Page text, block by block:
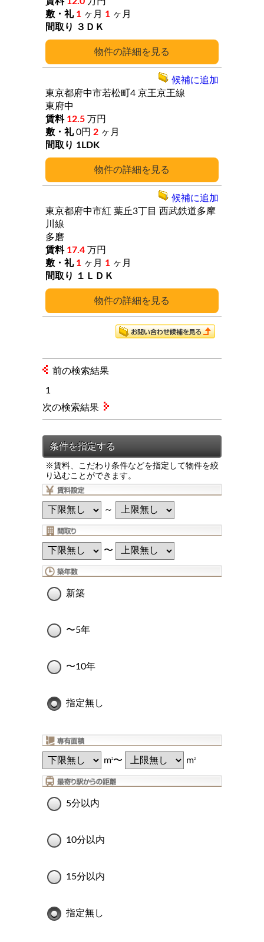
詳細
1 ヶ月 1 ヶ月
３ＤＫ
詳細
東京都府中市若松町4 京王京王線
東府中
12.5 万円
0円 2 ヶ月
1LDK
候補に追加
詳細
東京都府中市紅 葉丘3丁目 西武鉄道多摩
川線
多磨
17.4 万円
1 ヶ月 1 ヶ月
１ＬＤＫ
候補に追加
前の検索結果
1
※賃料、こだわり条件などを指定して物件を絞
り込むことができます。
～
〜
新築
〜5年
〜10年
指定無し
m2〜 m2
5分以内
10分以内
15分以内
指定無し